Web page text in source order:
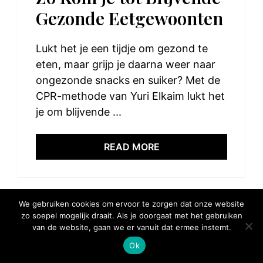
Gezonde Eetgewoonten
Lukt het je een tijdje om gezond te
eten, maar grijp je daarna weer naar
ongezonde snacks en suiker? Met de
CPR-methode van Yuri Elkaim lukt het
je om blijvende ...
READ MORE
© 2025 Elke Hap Telt
We gebruiken cookies om ervoor te zorgen dat onze website
zo soepel mogelijk draait. Als je doorgaat met het gebruiken
van de website, gaan we er vanuit dat ermee instemt.
Ok